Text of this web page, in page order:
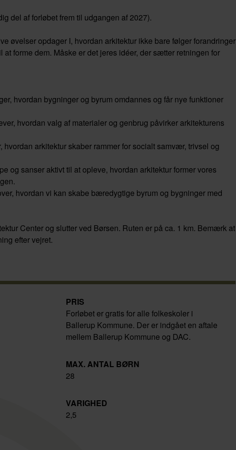
del af forløbet frem til udgangen af 2027).
øvelser opdager I, hvordan arkitektur ikke bare følger forandringer
forme dem. Måske er det jeres idéer, der sætter retningen for
hvordan bygninger og byrum omdannes og får nye funktioner
hvordan valg af materialer og genbrug påvirker arkitekturens
arkitektur skaber rammer for socialt samvær, trivsel og
og sanser aktivt til at opleve, hvordan arkitektur former vores
hvordan vi kan skabe bæredygtige byrum og bygninger med
Center og slutter ved Børsen. Ruten er på ca. 1 km. Bemærk at
efter vejret.
PRIS
Forløbet er gratis for alle folkeskoler i
Ballerup Kommune. Der er indgået en aftale
mellem Ballerup Kommune og DAC.
MAX. ANTAL BØRN
28
VARIGHED
2,5